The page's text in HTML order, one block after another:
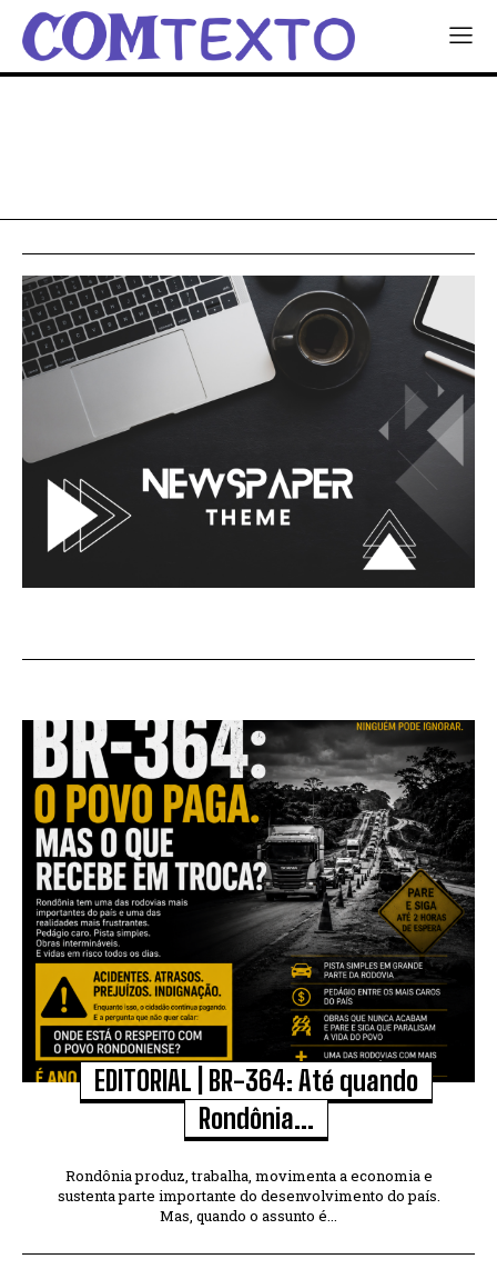
EDITORIAL | BR-364: Até quando
Rondônia...
Rondônia produz, trabalha, movimenta a economia e
sustenta parte importante do desenvolvimento do país.
Mas, quando o assunto é...